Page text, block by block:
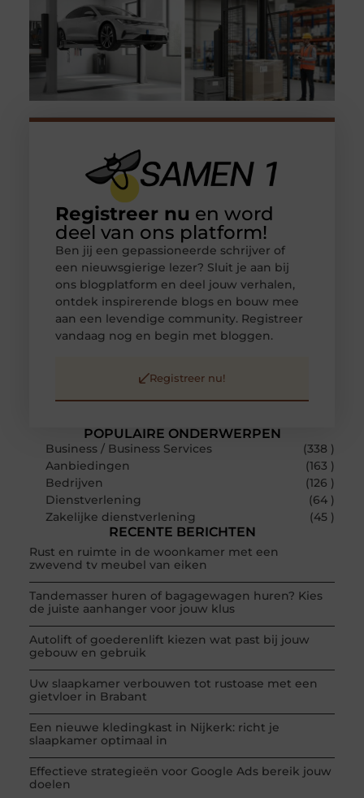
POPULAIRE ONDERWERPEN
Business / Business Services
(338 )
Aanbiedingen
(163 )
Bedrijven
(126 )
Dienstverlening
(64 )
Zakelijke dienstverlening
(45 )
RECENTE BERICHTEN
Rust en ruimte in de woonkamer met een
zwevend tv meubel van eiken
Tandemasser huren of bagagewagen huren? Kies
de juiste aanhanger voor jouw klus
Autolift of goederenlift kiezen wat past bij jouw
gebouw en gebruik
Uw slaapkamer verbouwen tot rustoase met een
gietvloer in Brabant
Een nieuwe kledingkast in Nijkerk: richt je
slaapkamer optimaal in
Effectieve strategieën voor Google Ads bereik jouw
doelen
Registreer nu en word
deel van ons platform!
Ben jij een gepassioneerde schrijver of
een nieuwsgierige lezer? Sluit je aan bij
ons blogplatform en deel jouw verhalen,
ontdek inspirerende blogs en bouw mee
aan een levendige community. Registreer
vandaag nog en begin met bloggen.
Registreer nu!